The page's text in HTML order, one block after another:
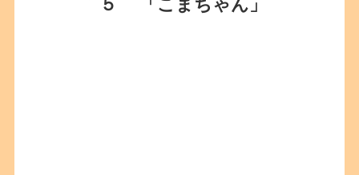
５ 「こまちゃん」